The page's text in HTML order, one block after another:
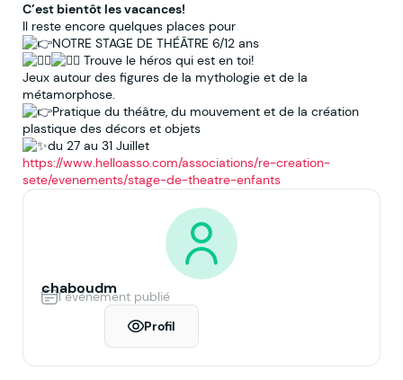
C’est bientôt les vacances!
Il reste encore quelques places pour
NOTRE STAGE DE THÉÂTRE 6/12 ans
Trouve le héros qui est en toi!
Jeux autour des figures de la mythologie et de la
métamorphose.
Pratique du théâtre, du mouvement et de la création
plastique des décors et objets
du 27 au 31 Juillet
https://www.helloasso.com/associations/re-creation-
sete/evenements/stage-de-theatre-enfants
chaboudm
1 événement publié
Profil